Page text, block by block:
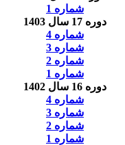
شماره 1
دوره 17 سال 1403
شماره 4
شماره 3
شماره 2
شماره 1
دوره 16 سال 1402
شماره 4
شماره 3
شماره 2
شماره 1